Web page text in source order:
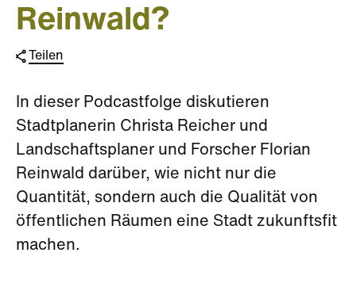
Reinwald?
Teilen
In dieser Podcastfolge diskutieren
Stadtplanerin Christa Reicher und
Landschaftsplaner und Forscher Florian
Reinwald darüber, wie nicht nur die
Quantität, sondern auch die Qualität von
öffentlichen Räumen eine Stadt zukunftsfit
machen.